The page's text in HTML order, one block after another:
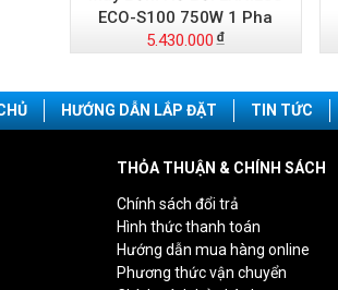
ECO-S100 750W 1 Pha
5.430.000
HƯỚNG DẪN LẮP ĐẶT TIN TỨC
THỎA THUẬN & CHÍNH SÁCH
Chính sách đổi trả
Hình thức thanh toán
Hướng dẫn mua hàng online
Phương thức vận chuyển